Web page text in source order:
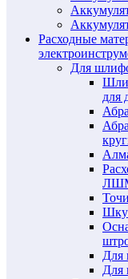
Расходные
Для
для
Для
Для